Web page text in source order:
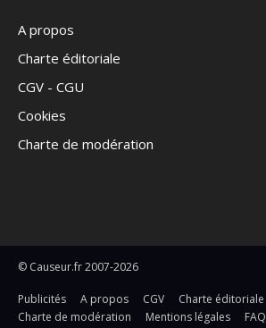
A propos
Charte éditoriale
CGV - CGU
Cookies
Charte de modération
© Causeur.fr 2007-2026
Publicités A propos CGV
Charte éditoriale
Charte de modération
Mentions légales FAQ